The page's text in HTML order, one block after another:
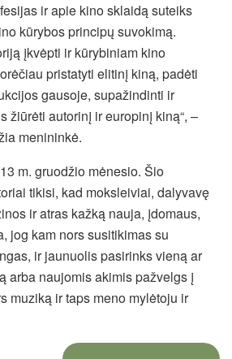
ir apie kino sklaidą suteiks
kūrybos principų suvokimą.
įkvėpti ir kūrybiniam kino
pristatyti elitinį kiną, padėti
gausoje, supažindinti ir
žiūrėti autorinį ir europinį kiną“, –
menininkė.
m. gruodžio mėnesio. Šio
tikisi, kad moksleiviai, dalyvavę
ir atras kažką nauja, įdomaus,
jog kam nors susitikimas su
ir jaunuolis pasirinks vieną ar
arba naujomis akimis pažvelgs į
muziką ir taps meno mylėtoju ir